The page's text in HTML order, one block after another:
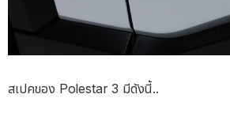
สเปคของ Polestar 3 มีดังนี้..